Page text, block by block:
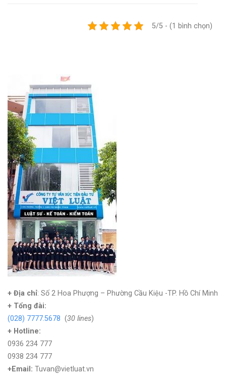
5/5 - (1 bình chọn)
+ Địa chỉ: Số 2 Hoa Phượng – Phường Cầu Kiệu -TP. Hồ Chí Minh
+ Tổng đài:
(028) 7777.5678 (30 lines)
+ Hotline:
0936 234 777
0938 234 777
+Email: Tuvan@vietluat.vn